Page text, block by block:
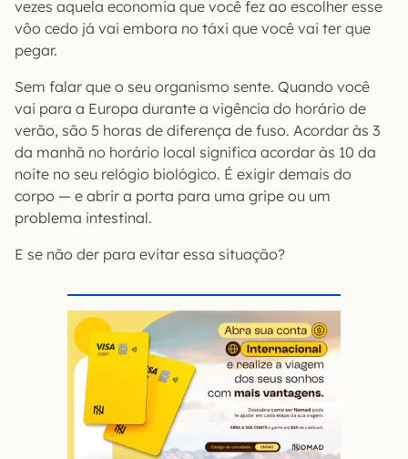
vezes aquela economia que você fez ao escolher esse
vôo cedo já vai embora no táxi que você vai ter que
pegar.
Sem falar que o seu organismo sente. Quando você
vai para a Europa durante a vigência do horário de
verão, são 5 horas de diferença de fuso. Acordar às 3
da manhã no horário local significa acordar às 10 da
noite no seu relógio biológico. É exigir demais do
corpo — e abrir a porta para uma gripe ou um
problema intestinal.
E se não der para evitar essa situação?